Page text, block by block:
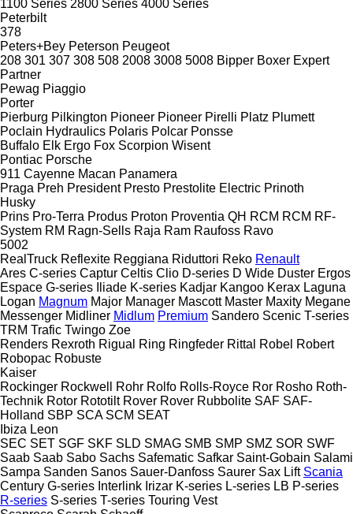
1100 Series 2800 Series 4000 Series
Peterbilt
378
Peters+Bey Peterson Peugeot
208 301 307 308 508 2008 3008 5008 Bipper Boxer Expert
Partner
Pewag Piaggio
Porter
Pierburg Pilkington Pioneer Pioneer Pirelli Platz Plumett
Poclain Hydraulics Polaris Polcar Ponsse
Buffalo Elk Ergo Fox Scorpion Wisent
Pontiac Porsche
911 Cayenne Macan Panamera
Praga Preh President Presto Prestolite Electric Prinoth
Husky
Prins Pro-Terra Produs Proton Proventia QH RCM RCM RF-
System RM Ragn-Sells Raja Ram Raufoss Ravo
5002
RealTruck Reflexite Reggiana Riduttori Reko Renault
Ares C-series Captur Celtis Clio D-series D Wide Duster Ergos
Espace G-series Iliade K-series Kadjar Kangoo Kerax Laguna
Logan Magnum Major Manager Mascott Master Maxity Megane
Messenger Midliner Midlum Premium Sandero Scenic T-series
TRM Trafic Twingo Zoe
Renders Rexroth Rigual Ring Ringfeder Rittal Robel Robert
Robopac Robuste
Kaiser
Rockinger Rockwell Rohr Rolfo Rolls-Royce Ror Rosho Roth-
Technik Rotor Rototilt Rover Rover Rubbolite SAF SAF-
Holland SBP SCA SCM SEAT
Ibiza Leon
SEC SET SGF SKF SLD SMAG SMB SMP SMZ SOR SWF
Saab Saab Sabo Sachs Safematic Safkar Saint-Gobain Salami
Sampa Sanden Sanos Sauer-Danfoss Saurer Sax Lift Scania
Century G-series Interlink Irizar K-series L-series LB P-series
R-series S-series T-series Touring Vest